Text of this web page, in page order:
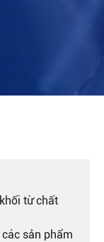
từ chất
sản phẩm